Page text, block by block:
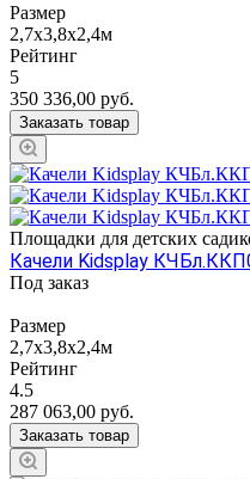
Размер
2,7х3,8х2,4м
Рейтинг
5
350 336,00 руб.
Заказать товар
Площадки для детских
Качели Kidsplay
Под заказ
Размер
2,7х3,8х2,4м
Рейтинг
4.5
287 063,00 руб.
Заказать товар